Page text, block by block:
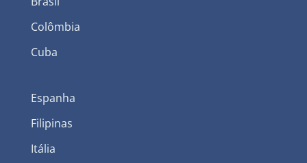
Colômbia
Cuba
Espanha
Filipinas
Itália